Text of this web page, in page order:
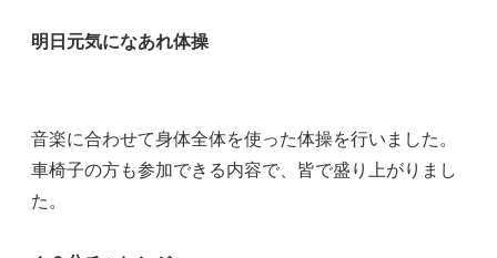
明日元気になあれ体操
音楽に合わせて身体全体を使った体操を行いました。
車椅子の方も参加できる内容で、皆で盛り上がりまし
た。